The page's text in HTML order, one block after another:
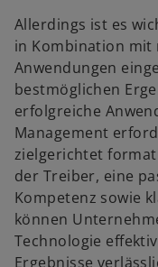
Allerdings ist es
in Kombination
Anwendungen
bestmöglichen
erfolgreiche
Management
zielgerichtet
der Treiber, eine
Kompetenz sowie
können
Technologie
Ergebnisse